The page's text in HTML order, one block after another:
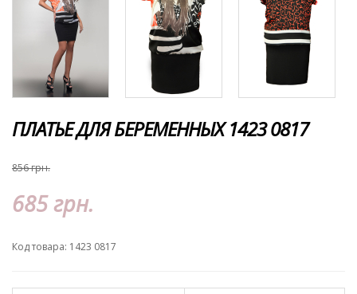
ПЛАТЬЕ ДЛЯ БЕРЕМЕННЫХ 1423 0817
856 грн.
685 грн.
Код товара: 1423 0817